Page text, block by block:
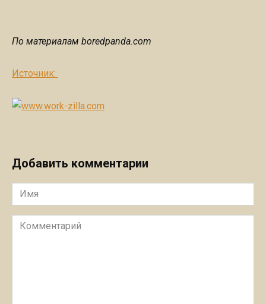
По материалам boredpanda.com
Источник:
Добавить комментарии
Имя
Комментарий